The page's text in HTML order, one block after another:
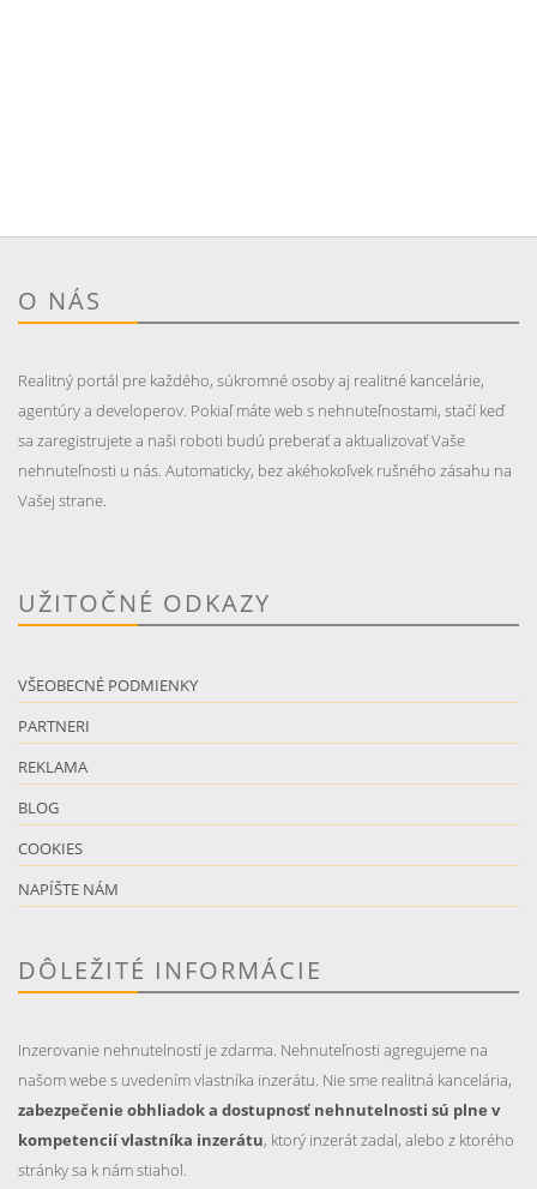
O NÁS
Realitný portál pre každého, súkromné osoby aj realitné kancelárie,
agentúry a developerov. Pokiaľ máte web s nehnuteľnostami, stačí keď
sa zaregistrujete a naši roboti budú preberať a aktualizovať Vaše
nehnuteľnosti u nás. Automaticky, bez akéhokoľvek rušného zásahu na
Vašej strane.
UŽITOČNÉ ODKAZY
VŠEOBECNÉ PODMIENKY
PARTNERI
REKLAMA
BLOG
COOKIES
NAPÍŠTE NÁM
DÔLEŽITÉ INFORMÁCIE
Inzerovanie nehnutelností je zdarma. Nehnuteľnosti agregujeme na
našom webe s uvedením vlastníka inzerátu. Nie sme realitná kancelária,
zabezpečenie obhliadok a dostupnosť nehnutelnosti sú plne v
kompetencií vlastníka inzerátu, ktorý inzerát zadal, alebo z ktorého
stránky sa k nám stiahol.